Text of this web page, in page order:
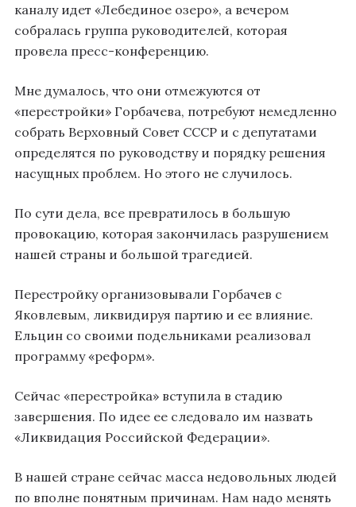
каналу идет «Лебединое озеро», а вечером
собралась группа руководителей, которая
провела пресс-конференцию.
Мне думалось, что они отмежуются от
«перестройки» Горбачева, потребуют немедленно
собрать Верховный Совет СССР и с депутатами
определятся по руководству и порядку решения
насущных проблем. Но этого не случилось.
По сути дела, все превратилось в большую
провокацию, которая закончилась разрушением
нашей страны и большой трагедией.
Перестройку организовывали Горбачев с
Яковлевым, ликвидируя партию и ее влияние.
Ельцин со своими подельниками реализовал
программу «реформ».
Сейчас «перестройка» вступила в стадию
завершения. По идее ее следовало им назвать
«Ликвидация Российской Федерации».
В нашей стране сейчас масса недовольных людей
по вполне понятным причинам. Нам надо менять